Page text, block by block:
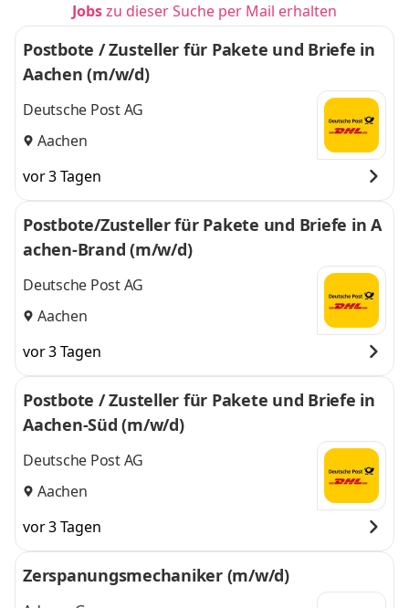
Jobszu dieser Suche per Mail erhalten
Postbote / Zusteller für Pakete und Briefe in
Aachen (m/w/d)
Deutsche Post AG
Aachen
vor 3 Tagen
Postbote/Zusteller für Pakete und Briefe in A
achen-Brand (m/w/d)
Deutsche Post AG
Aachen
vor 3 Tagen
Postbote / Zusteller für Pakete und Briefe in
Aachen-Süd (m/w/d)
Deutsche Post AG
Aachen
vor 3 Tagen
Zerspanungsmechaniker (m/w/d)